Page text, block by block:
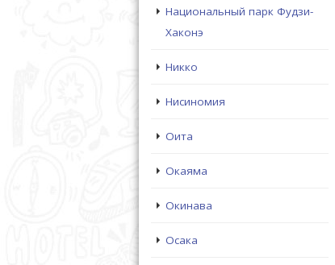
Национальный парк Фудзи-
Хаконэ
Никко
Нисиномия
Оита
Окаяма
Окинава
Осака